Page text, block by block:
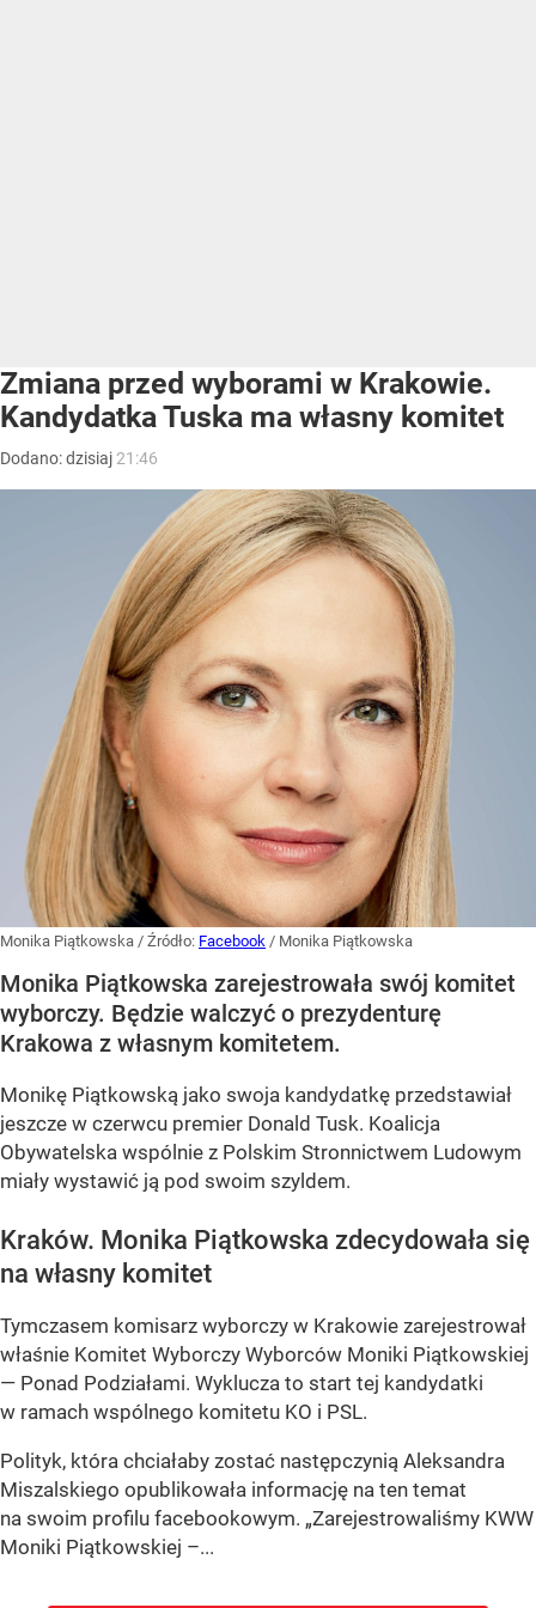
Zmiana przed wyborami w Krakowie.
Kandydatka Tuska ma własny komitet
Dodano:dzisiaj 21:46
Monika Piątkowska / Źródło: Facebook / Monika Piątkowska
Monika Piątkowska zarejestrowała swój komitet
wyborczy. Będzie walczyć o prezydenturę
Krakowa z własnym komitetem.
Monikę Piątkowską jako swoja kandydatkę przedstawiał
jeszcze w czerwcu premier Donald Tusk. Koalicja
Obywatelska wspólnie z Polskim Stronnictwem Ludowym
miały wystawić ją pod swoim szyldem.
Kraków. Monika Piątkowska zdecydowała się
na własny komitet
Tymczasem komisarz wyborczy w Krakowie zarejestrował
właśnie Komitet Wyborczy Wyborców Moniki Piątkowskiej
— Ponad Podziałami. Wyklucza to start tej kandydatki
w ramach wspólnego komitetu KO i PSL.
Polityk, która chciałaby zostać następczynią Aleksandra
Miszalskiego opublikowała informację na ten temat
na swoim profilu facebookowym. „Zarejestrowaliśmy KWW
Moniki Piątkowskiej –...